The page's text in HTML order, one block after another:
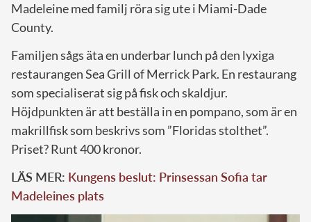
Madeleine med familj röra sig ute i Miami-Dade
County.
Familjen sågs äta en underbar lunch på den lyxiga
restaurangen Sea Grill of Merrick Park. En restaurang
som specialiserat sig på fisk och skaldjur.
Höjdpunkten är att beställa in en pompano, som är en
makrillfisk som beskrivs som ”Floridas stolthet”.
Priset? Runt 400 kronor.
LÄS MER: Kungens beslut: Prinsessan Sofia tar
Madeleines plats